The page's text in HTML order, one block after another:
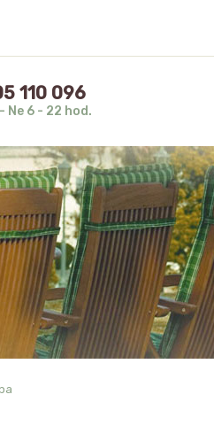
110 096
Ne 6 - 22 hod.